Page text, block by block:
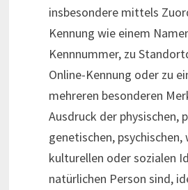
insbesondere mittels
Kennung wie einem
Kennnummer, zu
Online-Kennung oder zu
mehreren besonderen
Ausdruck der physischen,
genetischen,
kulturellen oder sozialen
natürlichen Person sind,